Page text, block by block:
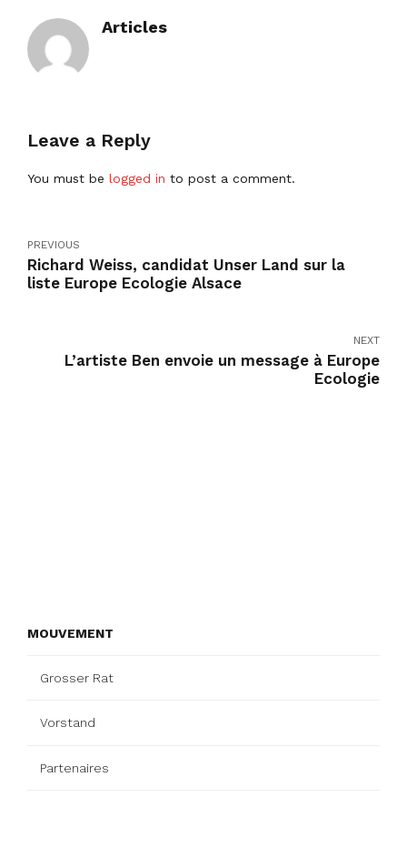
Articles
Leave a Reply
You must be logged in to post a comment.
PREVIOUS
Richard Weiss, candidat Unser Land sur la
liste Europe Ecologie Alsace
NEXT
L’artiste Ben envoie un message à Europe
Ecologie
MOUVEMENT
Grosser Rat
Vorstand
Partenaires